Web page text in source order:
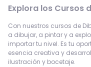
Explora los Cursos
Con nuestros cursos de
a dibujar, a pintar y a
importar tu nivel. Es tu
esencia creativa y
ilustración y bocetaje.